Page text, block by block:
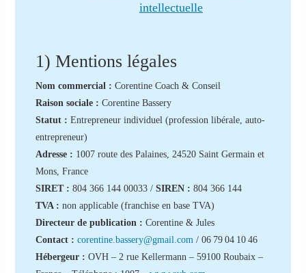
intellectuelle
1) Mentions légales
Nom commercial : Corentine Coach & Conseil
Raison sociale : Corentine Bassery
Statut : Entrepreneur individuel (profession libérale, auto-
entrepreneur)
Adresse : 1007 route des Palaines, 24520 Saint Germain et
Mons, France
SIRET : 804 366 144 00033 / SIREN : 804 366 144
TVA : non applicable (franchise en base TVA)
Directeur de publication : Corentine & Jules
Contact : corentine.bassery@gmail.com/ 06 79 04 10 46
Hébergeur : OVH – 2 rue Kellermann – 59100 Roubaix –